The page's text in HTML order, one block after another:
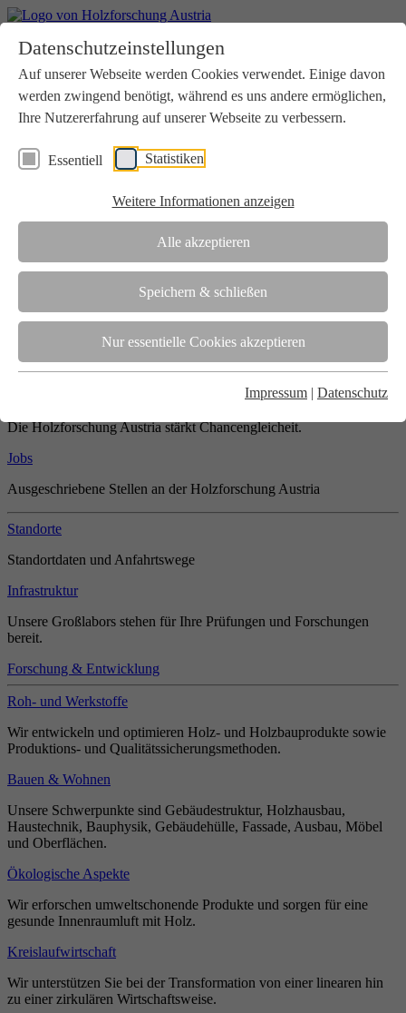
Datenschutzeinstellungen
Auf unserer Webseite werden Cookies verwendet. Einige davon
werden zwingend benötigt, während es uns andere ermöglichen,
Ihre Nutzererfahrung auf unserer Webseite zu verbessern.
Essentiell Statistiken
Weitere Informationen anzeigen
Alle akzeptieren
Speichern & schließen
Nur essentielle Cookies akzeptieren
Impressum | Datenschutz
Aktuelles
Downloads
Kontakt
Login
Verein
Wir unterstützen die Interessen der Holzbranche in enger
Zusammenarbeit mit Wissenschaft und Wirtschaft.
Die Holzforschung Austria ist akkreditierte Prüf-, Inspektions- und
Team
Unsere gesamte Kompetenz ist in unseren Mitarbeiter:innen
gebündelt
Die Holzforschung Austria stärkt Chancengleicheit.
Jobs
Ausgeschriebene Stellen an der Holzforschung Austria
Standorte
Standortdaten und Anfahrtswege
Infrastruktur
Unsere Großlabors stehen für Ihre Prüfungen und Forschungen
bereit.
Forschung & Entwicklung
Roh- und Werkstoffe
Wir entwickeln und optimieren Holz- und Holzbauprodukte sowie
Produktions- und Qualitätssicherungsmethoden.
Bauen & Wohnen
Unsere Schwerpunkte sind Gebäudestruktur, Holzhausbau,
Haustechnik, Bauphysik, Gebäudehülle, Fassade, Ausbau, Möbel
und Oberflächen.
Ökologische Aspekte
Wir erforschen umweltschonende Produkte und sorgen für eine
gesunde Innenraumluft mit Holz.
Kreislaufwirtschaft
Wir unterstützen Sie bei der Transformation von einer linearen hin
zu einer zirkulären Wirtschaftsweise.